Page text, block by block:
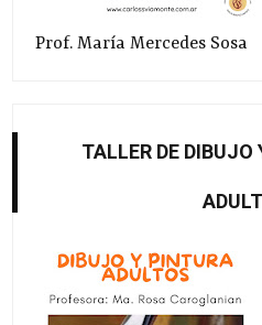
Prof. María Mercedes Sosa
TALLER DE DIBUJO